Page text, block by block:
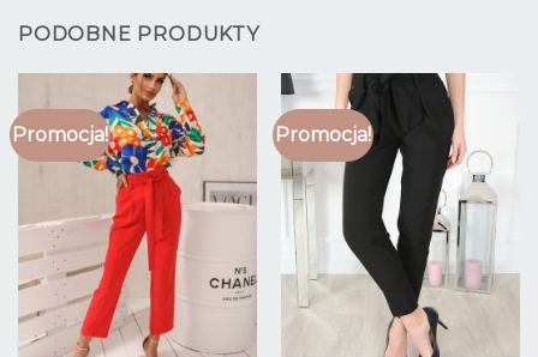
PODOBNE PRODUKTY
Promocja! Promocja!